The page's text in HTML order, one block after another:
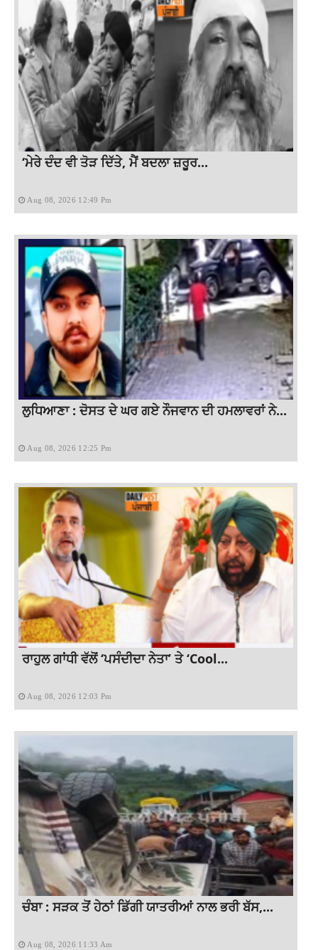
‘ਮੇਰੇ ਦੰਦ ਵੀ ਤੋੜ ਦਿੱਤੇ, ਮੈਂ ਬਦਲਾ ਜ਼ਰੂਰ...
Aug 08, 2026 12:49 Pm
ਲੁਧਿਆਣਾ : ਦੋਸਤ ਦੇ ਘਰ ਗਏ ਨੌਜਵਾਨ ਦੀ ਹਮਲਾਵਰਾਂ ਨੇ...
Aug 08, 2026 12:25 Pm
ਰਾਹੁਲ ਗਾਂਧੀ ਵੱਲੋਂ ‘ਪਸੰਦੀਦਾ ਨੇਤਾ’ ਤੇ ‘Cool...
Aug 08, 2026 12:03 Pm
ਚੰਬਾ : ਸੜਕ ਤੋਂ ਹੇਠਾਂ ਡਿੱਗੀ ਯਾਤਰੀਆਂ ਨਾਲ ਭਰੀ ਬੱਸ,...
Aug 08, 2026 11:33 Am